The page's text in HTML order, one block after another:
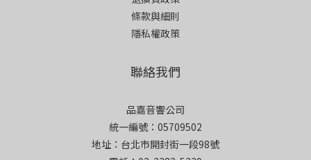
條款與細則
隱私權政策
聯絡我們
品嘉音響公司
統一編號：05709502
地址：台北市開封街一段98號